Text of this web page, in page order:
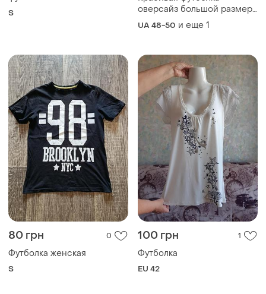
80 грн 0
Футболка женская
S
100 грн 1
Футболка
EU 42